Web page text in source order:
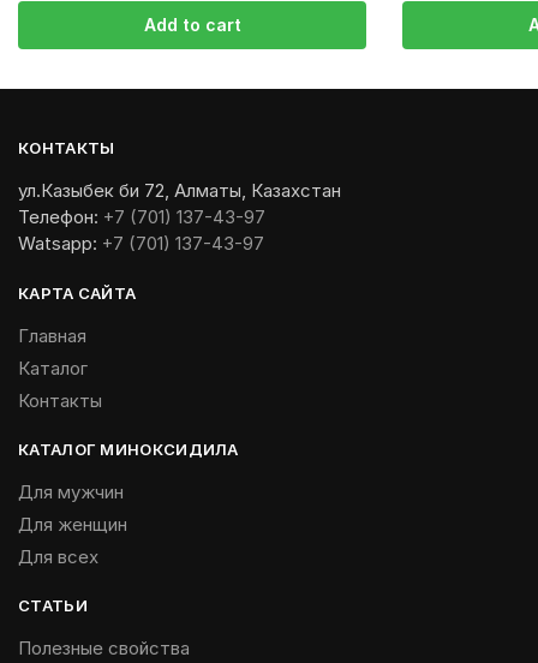
Add to cart
КОНТАКТЫ
ул.Казыбек би 72, Алматы, Казахстан
Телефон: +7 (701) 137-43-97
Watsapp: +7 (701) 137-43-97
КАРТА САЙТА
Главная
Каталог
Контакты
КАТАЛОГ МИНОКСИДИЛА
Для мужчин
Для женщин
Для всех
СТАТЬИ
Полезные свойства